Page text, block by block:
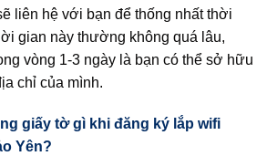
liên hệ với bạn để thống nhất thời
gian này thường không quá lâu,
vòng 1-3 ngày là bạn có thể sở hữu
chỉ của mình.
giấy tờ gì khi đăng ký lắp wifi
Yên?